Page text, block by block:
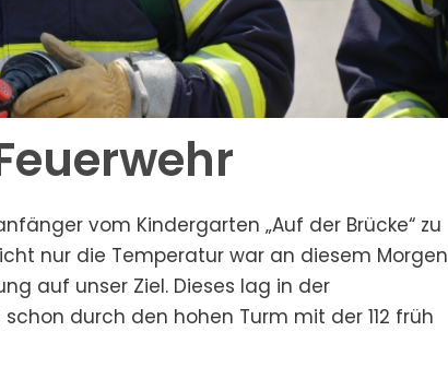
vom Kindergarten „Auf der Brücke“ zu
nur die Temperatur war an diesem Morgen
auf unser Ziel. Dieses lag in der
durch den hohen Turm mit der 112 früh